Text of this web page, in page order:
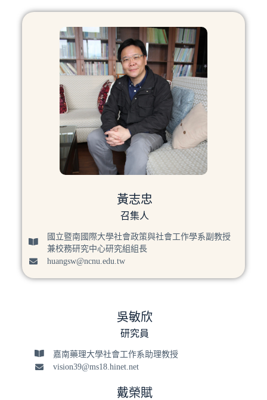
黃志忠
召集人
國立暨南國際大學社會政策與社會工作學系副教授
兼校務研究中心研究組組長
huangsw@ncnu.edu.tw
吳敏欣
研究員
嘉南藥理大學社會工作系助理教授
vision39@ms18.hinet.net
戴榮賦